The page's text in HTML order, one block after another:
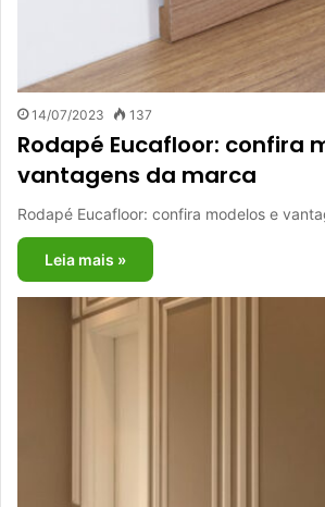
14/07/2023 137
Rodapé Eucafloor: confira
vantagens da marca
Rodapé Eucafloor: confira modelos e
Leia mais »